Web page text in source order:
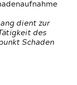
dient zur
des
Schaden